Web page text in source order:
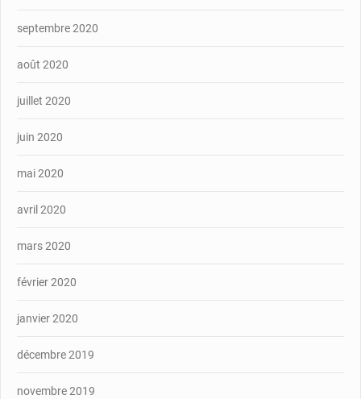
septembre 2020
août 2020
juillet 2020
juin 2020
mai 2020
avril 2020
mars 2020
février 2020
janvier 2020
décembre 2019
novembre 2019